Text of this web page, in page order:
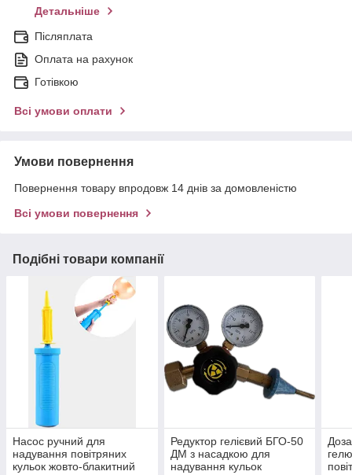
Детальніше
Післяплата
Оплата на рахунок
Готівкою
Всі умови оплати
Умови повернення
Повернення товару впродовж 14 днів за домовленістю
Всі умови повернення
Подібні товари компанії
Насос ручний для
надування повітряних
кульок жовто-блакитний
Редуктор гелієвий БГО-50
ДМ з насадкою для
надування кульок